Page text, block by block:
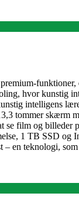
hvor kunstig
intelligens
tommer skærm
se film og billeder
1 TB SSD og
en teknologi,